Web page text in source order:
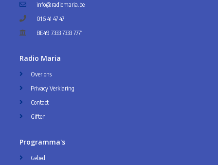
info@radiomaria.be
016 41 47 47
BE49 7333 7333 7771
Radio Maria
Over ons
Privacy Verklaring
Contact
Giften
Programma's
Gebed